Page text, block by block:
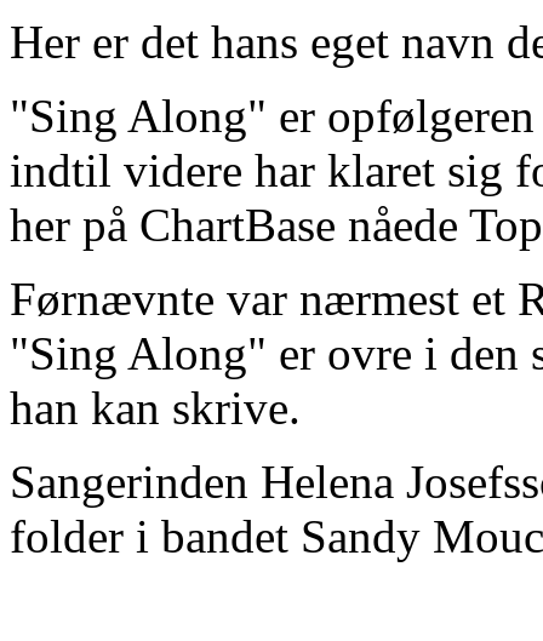
Her er det hans eget navn
"Sing Along" er
indtil videre har klaret sig
her på ChartBase nåede
Førnævnte var nærmest et
"Sing Along" er ovre i den
han kan skrive.
Sangerinden Helena
folder i bandet Sandy